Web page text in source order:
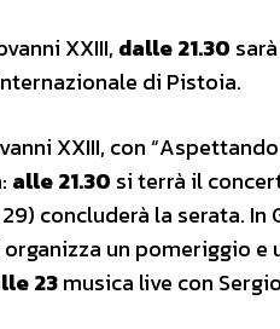
XXIII, dalle 21.30
di Pistoia.
XXIII, con
alle 21.30 si terrà il
concluderà la serata. In
un pomeriggio
23musica live con